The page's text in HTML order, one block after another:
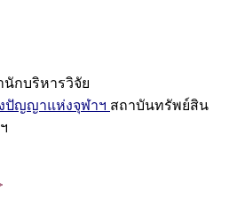
นักบริหารวิจัย
ปัญญาแห่งจุฬาฯ สถาบันทรัพย์สิน